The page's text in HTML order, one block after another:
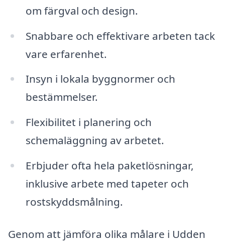
om färgval och design.
Snabbare och effektivare arbeten tack
vare erfarenhet.
Insyn i lokala byggnormer och
bestämmelser.
Flexibilitet i planering och
schemaläggning av arbetet.
Erbjuder ofta hela paketlösningar,
inklusive arbete med tapeter och
rostskyddsmålning.
Genom att jämföra olika målare i Udden